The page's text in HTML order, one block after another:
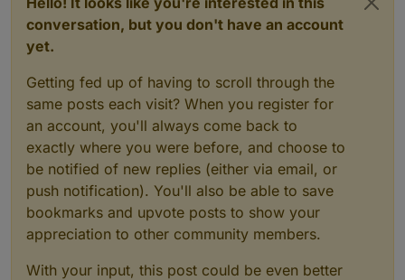
conversation, but you don't have an account
yet.
Getting fed up of having to scroll through the
same posts each visit? When you register for
an account, you'll always come back to
exactly where you were before, and choose to
be notified of new replies (either via email, or
push notification). You'll also be able to save
bookmarks and upvote posts to show your
appreciation to other community members.
With your input, this post could be even better